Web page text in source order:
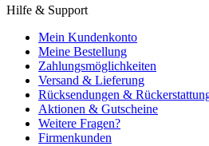
Hilfe & Support
Mein Kundenkonto
Meine Bestellung
Zahlungsmöglichkeiten
Versand & Lieferung
Rücksendungen &
Aktionen & Gutscheine
Weitere Fragen?
Firmenkunden